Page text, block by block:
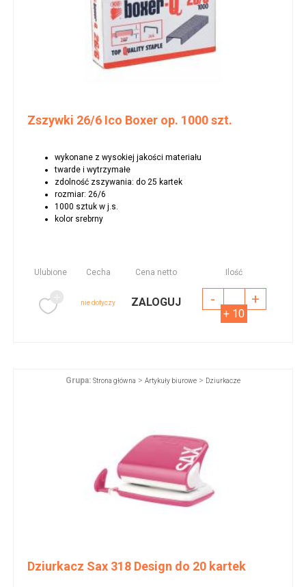
Zszywki 26/6 Ico Boxer op. 1000 szt.
wykonane z wysokiej jakości materiału
twarde i wytrzymałe
zdolność zszywania: do 25 kartek
rozmiar: 26/6
1000 sztuk w j.s.
kolor srebrny
Ulubione Cecha Cena netto Ilość
nie dotyczy ZALOGUJ - +
+ 10
Grupa: Strona główna > Artykuły biurowe > Dziurkacze
Dziurkacz Sax 318 Design do 20 kartek